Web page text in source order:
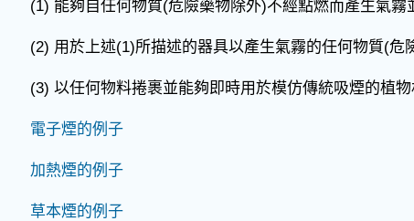
(1) 能夠自任何物質(危險藥物除外)不經點燃而產生氣
(2) 用於上述(1)所描述的器具以產生氣霧的任何物質(危
(3) 以任何物料捲裹並能夠即時用於模仿傳統吸煙的植
電子煙的例子
加熱煙的例子
草本煙的例子